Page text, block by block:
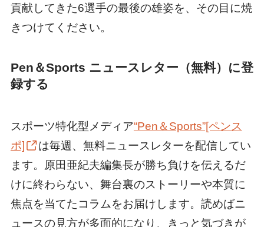
貢献してきた6選手の最後の雄姿を、その目に焼
きつけてください。
Pen＆Sports ニュースレター（無料）に登
録する
スポーツ特化型メディア“Pen＆Sports”[ペンス
ポ]
は毎週、無料ニュースレターを配信してい
ます。原田亜紀夫編集長が勝ち負けを伝えるだ
けに終わらない、舞台裏のストーリーや本質に
焦点を当てたコラムをお届けします。読めばニ
ュースの見方が多面的になり、きっと気づきが